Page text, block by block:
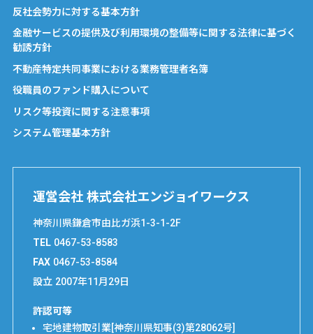
反社会勢力に対する基本方針
金融サービスの提供及び利用環境の整備等に関する法律に基づく
勧誘方針
不動産特定共同事業における業務管理者名簿
役職員のファンド購入について
リスク等投資に関する注意事項
システム管理基本方針
運営会社 株式会社エンジョイワークス
神奈川県鎌倉市由比ガ浜1-3-1-2F
TEL 0467-53-8583
FAX 0467-53-8584
設立 2007年11月29日
許認可等
宅地建物取引業[神奈川県知事(3)第28062号]